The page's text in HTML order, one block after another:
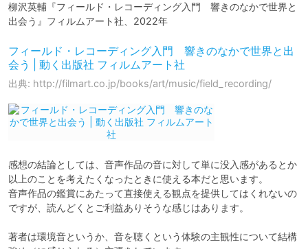
柳沢英輔『フィールド・レコーディング入門　響きのなかで世界と
出会う』フィルムアート社、2022年
フィールド・レコーディング入門 響きのなかで世界と出
会う | 動く出版社 フィルムアート社
出典: http://filmart.co.jp/books/art/music/field_recording/
感想の結論としては、音声作品の音に対して単に没入感があるとか
以上のことを考えたくなったときに使える本だと思います。
音声作品の鑑賞にあたって直接使える観点を提供してはくれないの
ですが、読んどくとご利益ありそうな感じはあります。
著者は環境音というか、音を聴くという体験の主観性について結構